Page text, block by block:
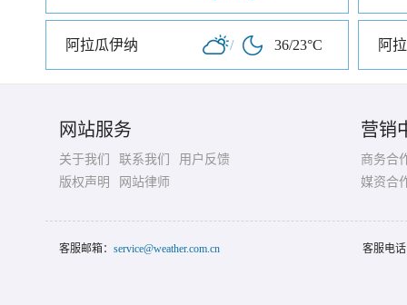
阿拉瓜伊纳 / 36/23°C 阿
网站服务
关于我们 联系我们
用户反馈
版权声明
网站律师
营销
商务合
媒资合
客服邮箱： service@weather.com.cn 客服电